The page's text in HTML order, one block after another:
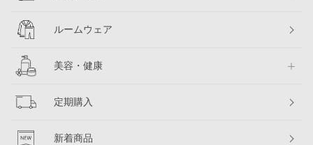
ルームウェア
美容・健康
定期購入
新着商品